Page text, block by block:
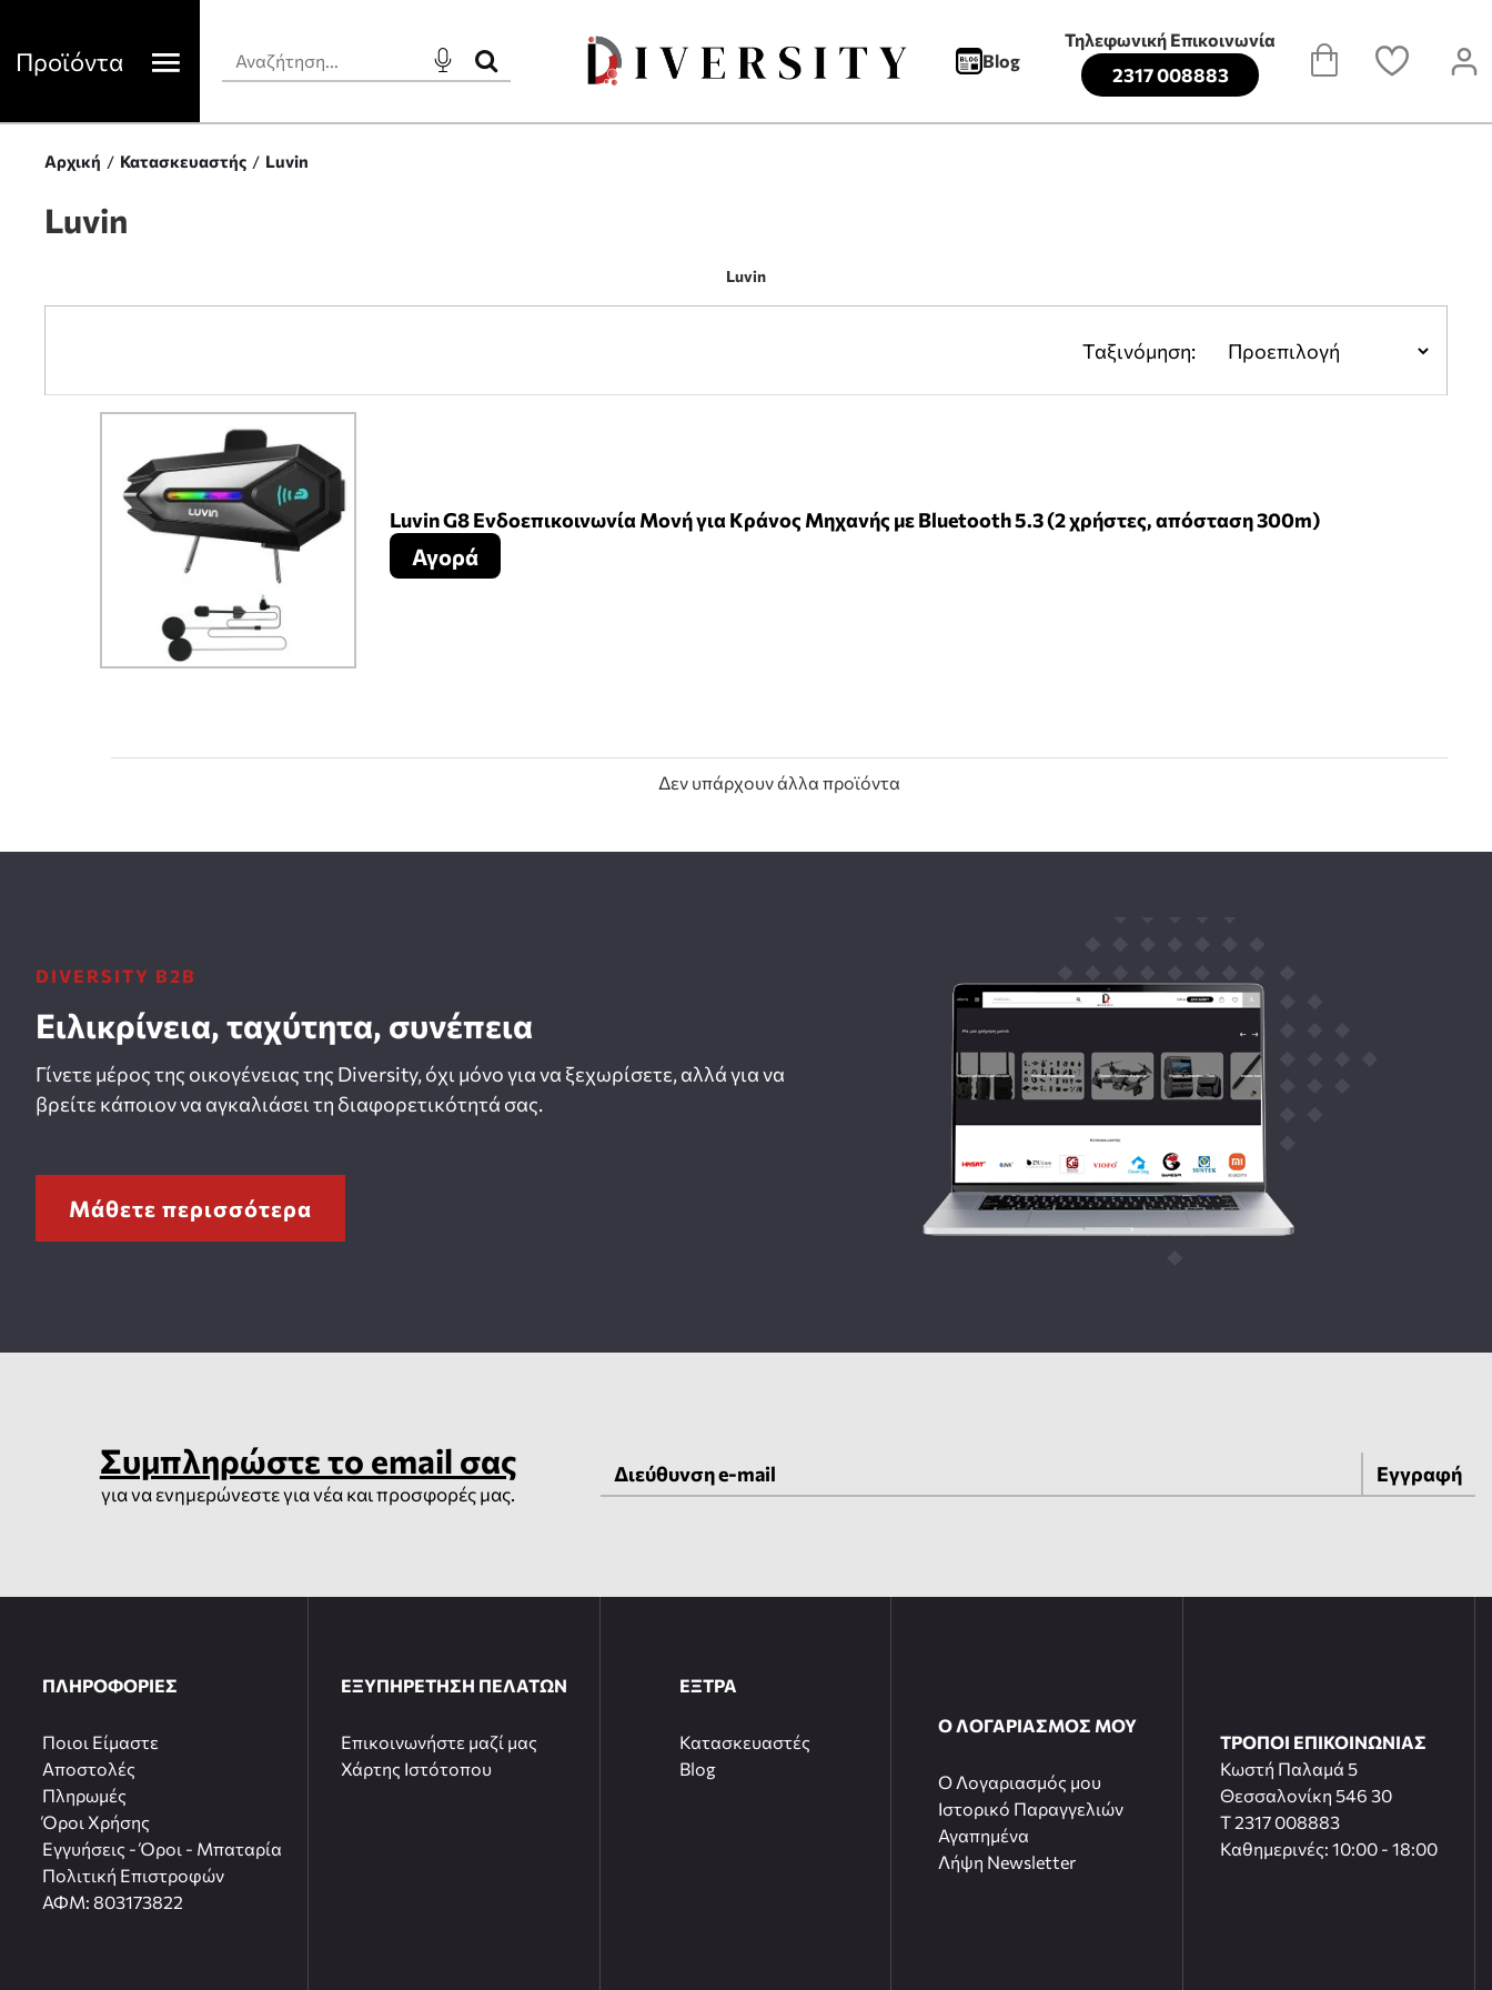
Προϊόντα Blog
Τηλεφωνική Επικοινωνία
2317 008883
Αρχική Κατασκευαστής Luvin
Luvin
Luvin
Ταξινόμηση:
Luvin G8 Ενδοεπικοινωνία Μονή για Κράνος Μηχανής με Bluetooth 5.3 (2 χρήστες, απόσταση 300m)
Αγορά
Δεν υπάρχουν άλλα προϊόντα
DIVERSITY B2B
Ειλικρίνεια, ταχύτητα, συνέπεια
Γίνετε μέρος της οικογένειας της Diversity, όχι μόνο για να ξεχωρίσετε, αλλά για να
βρείτε κάποιον να αγκαλιάσει τη διαφορετικότητά σας.
Μάθετε περισσότερα
Συμπληρώστε το email σας
για να ενημερώνεστε για νέα και προσφορές μας.
Εγγραφή
ΠΛΗΡΟΦΟΡΙΕΣ
Ποιοι Είμαστε
Αποστολές
Πληρωμές
Όροι Χρήσης
Εγγυήσεις - Όροι - Μπαταρία
Πολιτική Επιστροφών
ΑΦΜ: 803173822
ΕΞΥΠΗΡΕΤΗΣΗ ΠΕΛΑΤΩΝ
Επικοινωνήστε μαζί μας
Χάρτης Ιστότοπου
ΕΞΤΡΑ
Κατασκευαστές
Blog
Ο ΛΟΓΑΡΙΑΣΜΟΣ ΜΟΥ
O Λογαριασμός μου
Ιστορικό Παραγγελιών
Αγαπημένα
Λήψη Newsletter
ΤΡΟΠΟΙ ΕΠΙΚΟΙΝΩΝΙΑΣ
Κωστή Παλαμά 5
Θεσσαλονίκη 546 30
T 2317 008883
Καθημερινές: 10:00 - 18:00